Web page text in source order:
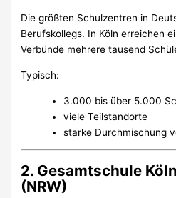
Die größten Schulzentren in
Berufskollegs. In Köln erreichen
Verbünde mehrere tausend
Typisch:
3.000 bis über 5.000
viele Teilstandorte
starke Durchmischung
2. Gesamtschule
(NRW)